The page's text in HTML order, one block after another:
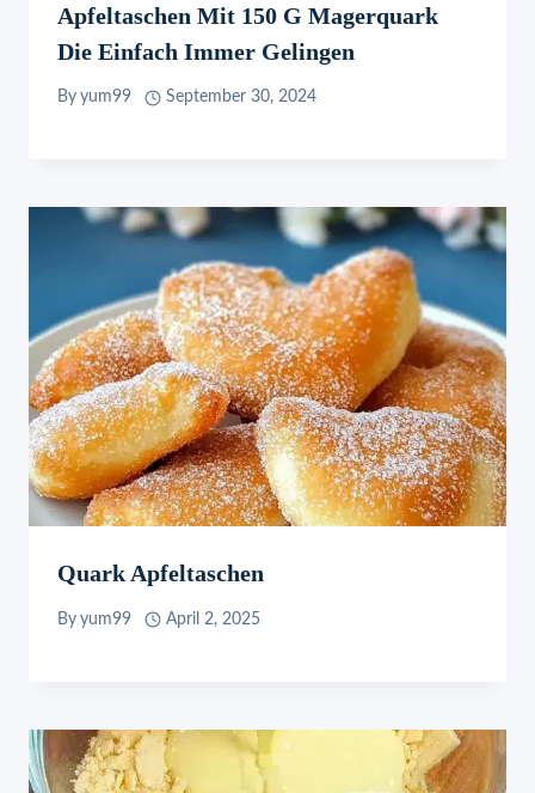
Apfeltaschen Mit 150 G Magerquark
Die Einfach Immer Gelingen
By yum99 September 30, 2024
Quark Apfeltaschen
By yum99 April 2, 2025